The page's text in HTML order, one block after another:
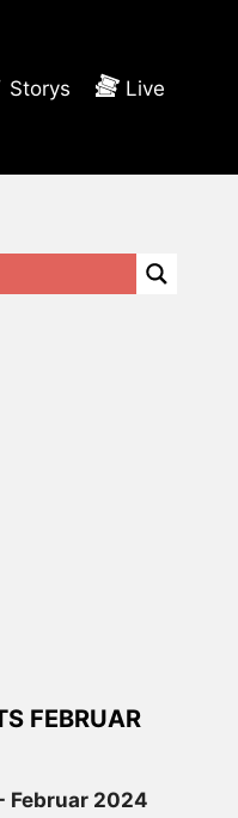
Storys Live
FEBRUAR
Februar 2024